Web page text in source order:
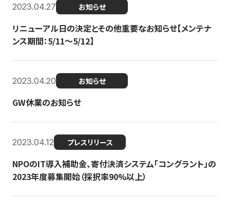
2023.04.27 お知らせ
リニューアル日の決定とその他重要なお知らせ【メンテナ
ンス期間：5/11～5/12】
2023.04.20 お知らせ
GW休業のお知らせ
2023.04.12 プレスリリース
NPOのIT導入補助金、寄付決済システム「コングラント」の
2023年度募集開始（採択率90%以上）